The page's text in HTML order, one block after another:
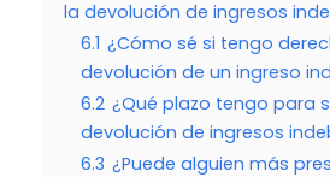
la devolución de ingresos
6.1 ¿Cómo sé si tengo
devolución de un ingreso
6.2 ¿Qué plazo tengo para
devolución de ingresos
6.3 ¿Puede alguien más